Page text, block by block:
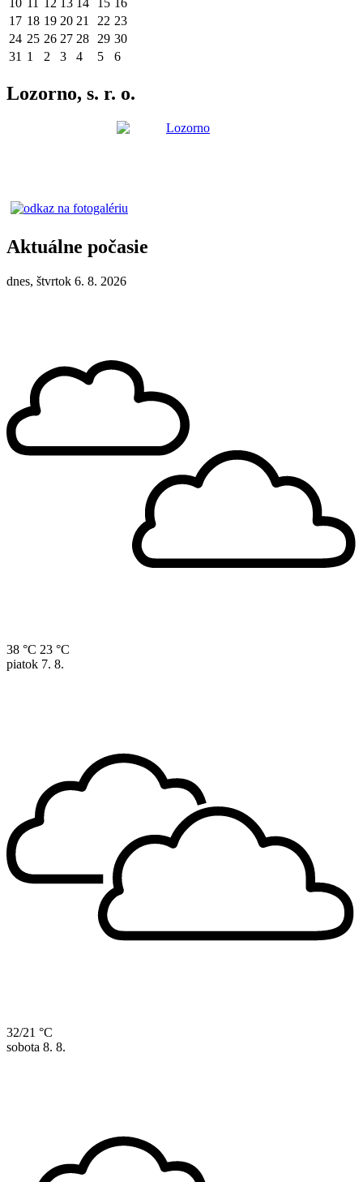
10 12 13 14 15
16
17 18 19 20 21 22 23
24 25 26 27 28 29 30
31 1 2 3 4 5 6
Lozorno, s. r. o.
Aktuálne počasie
dnes, štvrtok 6. 8. 2026
38 °C 23 °C
piatok 7. 8.
32/21 °C
sobota 8. 8.